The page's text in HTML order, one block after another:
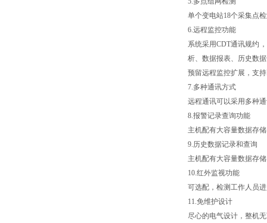
单个变电站18个采集点
6.远程监控功能
系统采用CDT通讯规约
析、数据报表、历史数
预留远程监控扩展，支
7.多种通讯方式
远程通讯可以采用多种
8.报警记录查询功能
主机配有大容量数据存
9.历史数据记录和查询
主机配有大容量数据存
10.红外监视功能
可选配，检测工作人员
11.免维护设计
尽心的电气设计，整机